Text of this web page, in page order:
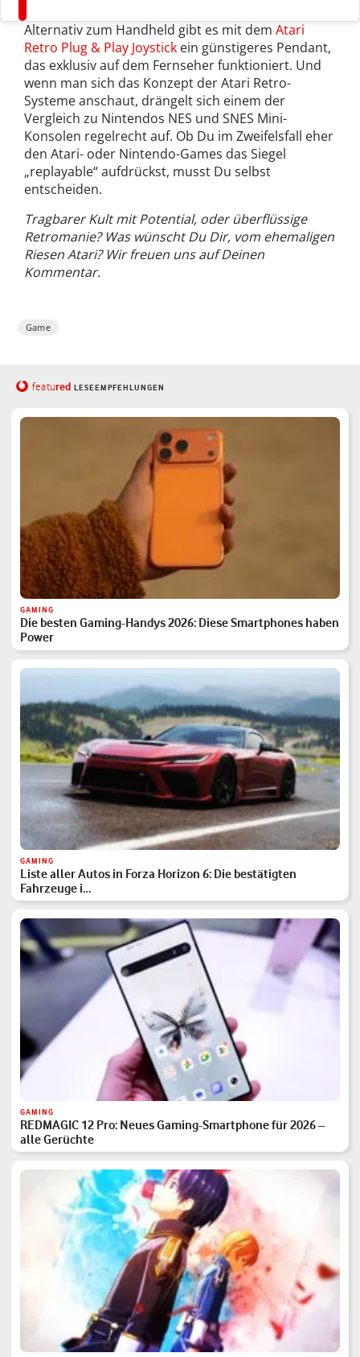
Alternativ zum Handheld gibt es mit dem Atari
Retro Plug & Play Joystick ein günstigeres Pendant,
das exklusiv auf dem Fernseher funktioniert. Und
wenn man sich das Konzept der Atari Retro-
Systeme anschaut, drängelt sich einem der
Vergleich zu Nintendos NES und SNES Mini-
Konsolen regelrecht auf. Ob Du im Zweifelsfall eher
den Atari- oder Nintendo-Games das Siegel
„replayable“ aufdrückst, musst Du selbst
entscheiden.
Tragbarer Kult mit Potential, oder überflüssige
Retromanie? Was wünscht Du Dir, vom ehemaligen
Riesen Atari? Wir freuen uns auf Deinen
Kommentar.
Game
featured LESEEMPFEHLUNGEN
GAMING
Die besten Gaming-Handys 2026: Diese Smartphones haben
Power
GAMING
Liste aller Autos in Forza Horizon 6: Die bestätigten
Fahrzeuge i…
GAMING
REDMAGIC 12 Pro: Neues Gaming-Smartphone für 2026 –
alle Gerüchte